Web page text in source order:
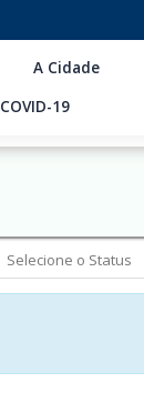
A Cidade
COVID-19